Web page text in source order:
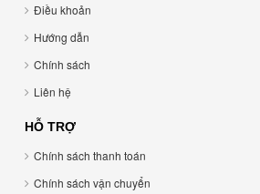
Điều khoản
Hướng dẫn
Chính sách
Liên hệ
HỖ TRỢ
Chính sách thanh toán
Chính sách vận chuyển